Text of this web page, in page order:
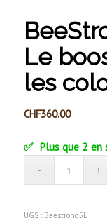
Le
les
CHF360.00
Plus que 2 en
UGS : Beestrong5L